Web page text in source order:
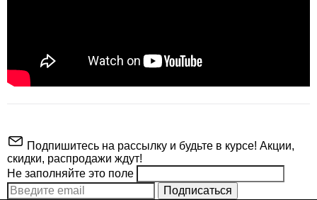
Подпишитесь на рассылку и будьте в курсе! Акции,
скидки, распродажи ждут!
Не заполняйте это поле
Подписаться